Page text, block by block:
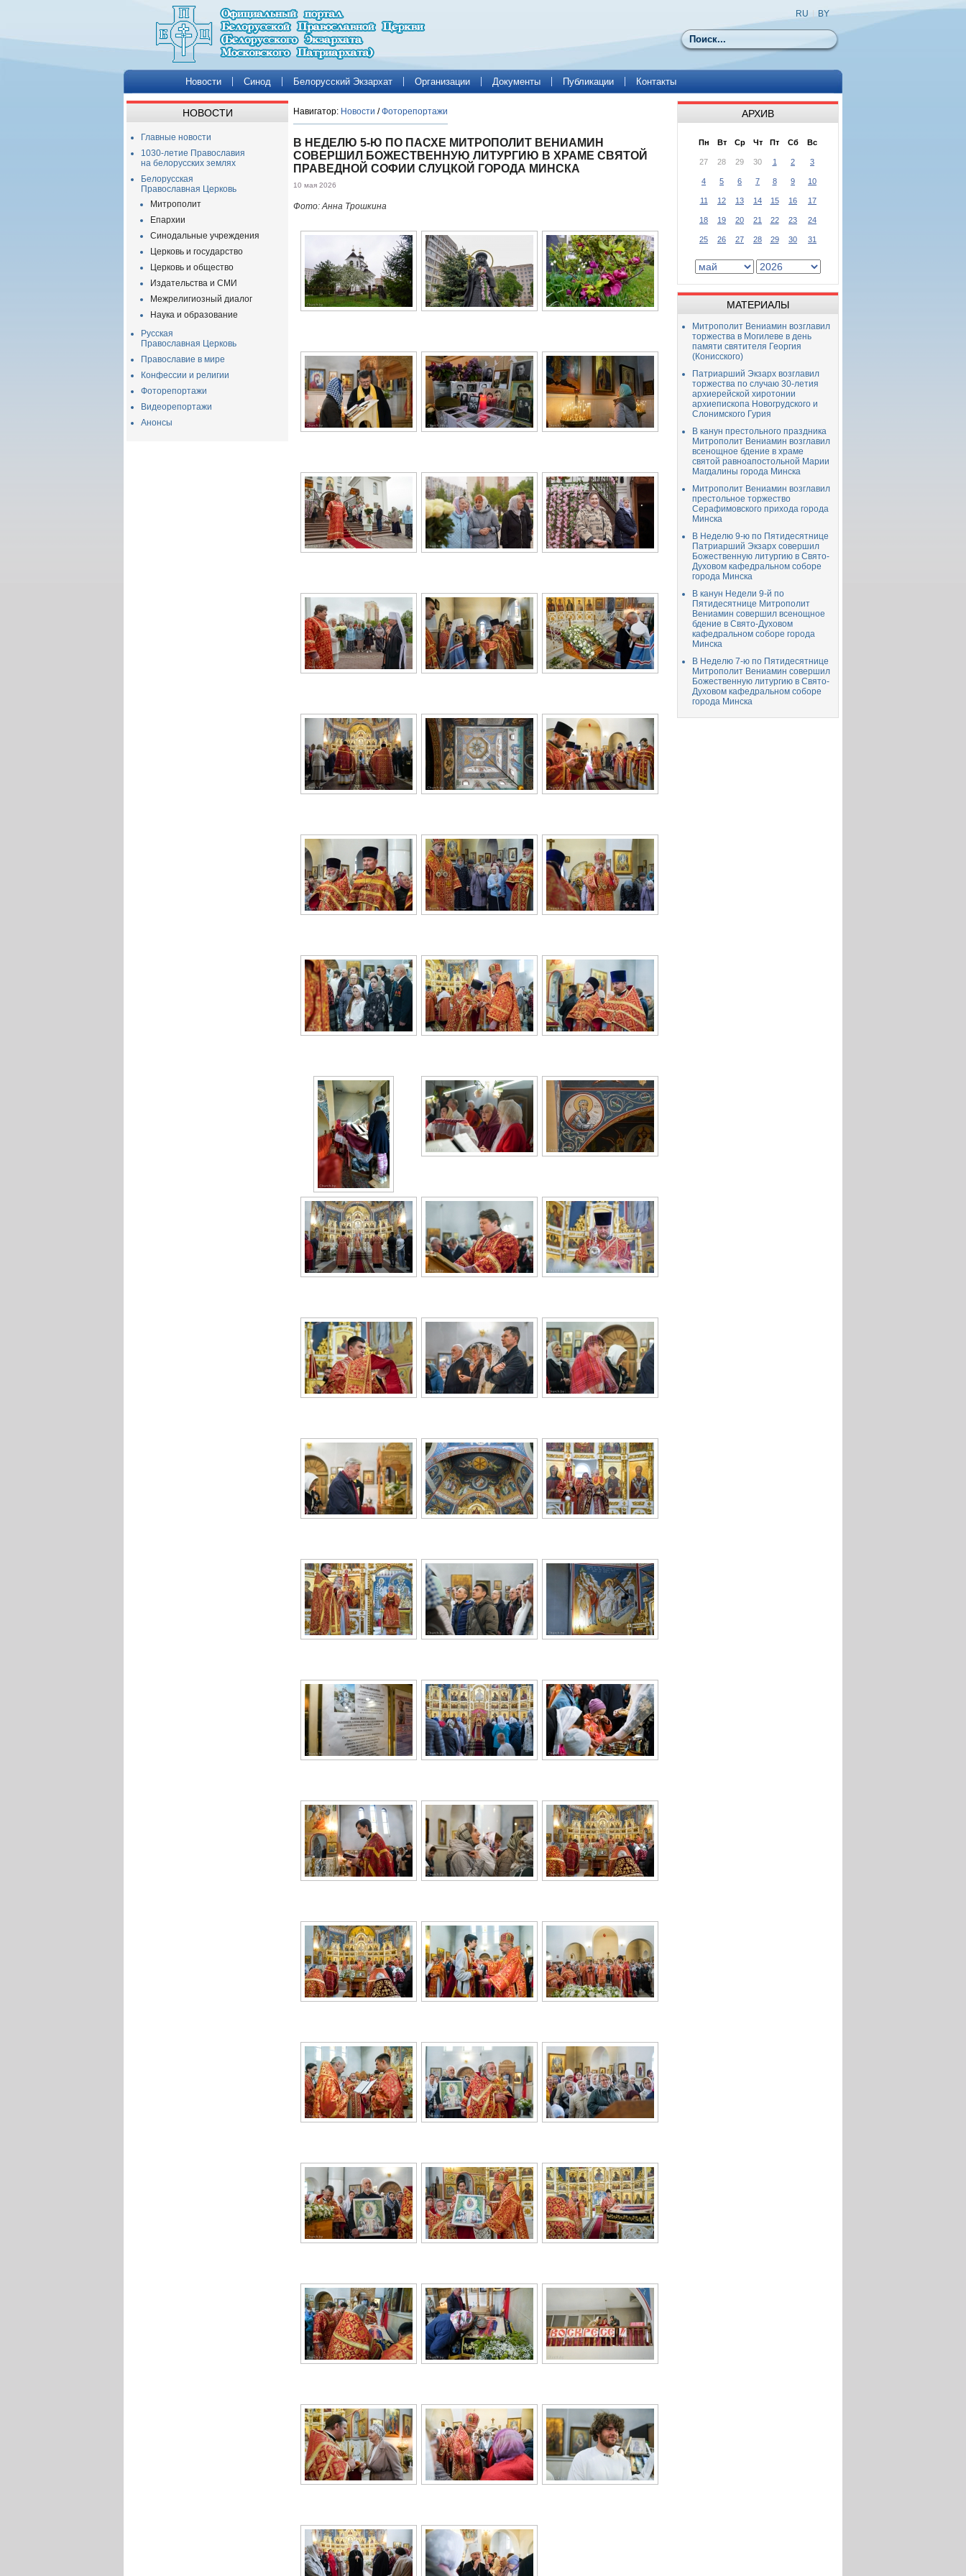
Поиск
RU BY
Новости Синод Белорусский Экзархат Организации Документы Публикации Контакты
НОВОСТИ
Главные новости
1030-летие Православия
на белорусских землях
Белорусская
Православная Церковь
Митрополит
Епархии
Синодальные учреждения
Церковь и государство
Церковь и общество
Издательства и СМИ
Межрелигиозный диалог
Наука и образование
Русская
Православная Церковь
Православие в мире
Конфессии и религии
Фоторепортажи
Видеорепортажи
Анонсы
Навигатор: Новости /Фоторепортажи
В НЕДЕЛЮ 5-Ю ПО ПАСХЕ МИТРОПОЛИТ ВЕНИАМИН
СОВЕРШИЛ БОЖЕСТВЕННУЮ ЛИТУРГИЮ В ХРАМЕ СВЯТОЙ
ПРАВЕДНОЙ СОФИИ СЛУЦКОЙ ГОРОДА МИНСКА
10 мая 2026
Фото: Анна Трошкина
АРХИВ
Пн Вт Ср Чт Пт Сб Вс
27 28 29 30 1 2 3
4 5 6 7 8 9 10
11 12 13 14 15 16 17
18 19 20 21 22 23 24
25 26 27 28 29 30 31
МАТЕРИАЛЫ
Митрополит Вениамин возглавил
торжества в Могилеве в день
памяти святителя Георгия
(Конисского)
Патриарший Экзарх возглавил
торжества по случаю 30-летия
архиерейской хиротонии
архиепископа Новогрудского и
Слонимского Гурия
В канун престольного праздника
Митрополит Вениамин возглавил
всенощное бдение в храме
святой равноапостольной Марии
Магдалины города Минска
Митрополит Вениамин возглавил
престольное торжество
Серафимовского прихода города
Минска
В Неделю 9-ю по Пятидесятнице
Патриарший Экзарх совершил
Божественную литургию в Свято-
Духовом кафедральном соборе
города Минска
В канун Недели 9-й по
Пятидесятнице Митрополит
Вениамин совершил всенощное
бдение в Свято-Духовом
кафедральном соборе города
Минска
В Неделю 7-ю по Пятидесятнице
Митрополит Вениамин совершил
Божественную литургию в Свято-
Духовом кафедральном соборе
города Минска